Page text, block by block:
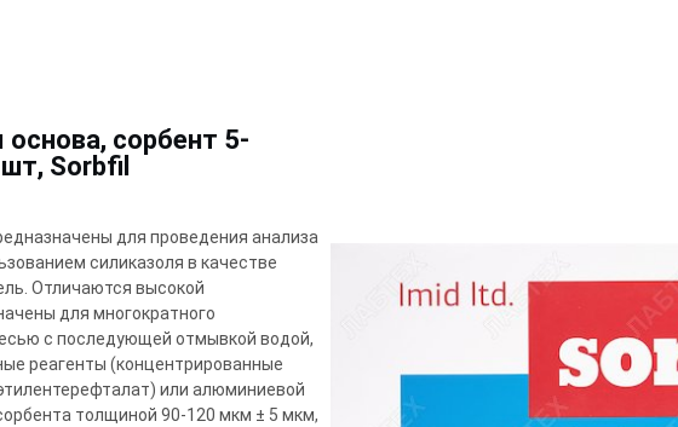
сорбент 5-
Sorbfil
для проведения анализа
силиказоля в качестве
Отличаются высокой
для многократного
с последующей отмывкой водой,
реагенты (концентрированные
или алюминиевой
толщиной 90-120 мкм ± 5 мкм,